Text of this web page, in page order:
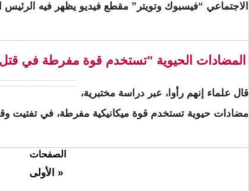
الاجتماعي “فيسبوك وتويتر” مقطع فيديو يظهر فيه
المضادات الحيوية "تستخدم قوة مفرطة في قتل
قال علماء إنهم رأوا، عبر دراسة مختبرية،
مضادات حيوية تستخدم قوة ميكانيكية مفرطة، في تفتيت
الصفحات
« الأولى